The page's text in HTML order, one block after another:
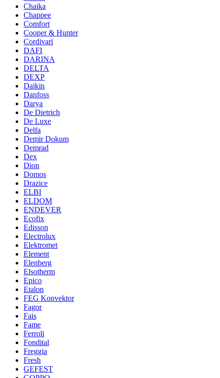
Chaika
Chappee
Comfort
Cooper & Hunter
Cordivari
DAFI
DARINA
DELTA
DEXP
Daikin
Danfoss
Darya
De Dietrich
De Luxe
Delfa
Demir Dokum
Demrad
Dex
Dion
Domos
Drazice
ELBI
ELDOM
ENDEVER
Ecofix
Edisson
Electrolux
Elektromet
Element
Elenberg
Elsotherm
Epico
Etalon
FEG Konvektor
Fagor
Fais
Fame
Ferroli
Fondital
Freggia
Fresh
GEFEST